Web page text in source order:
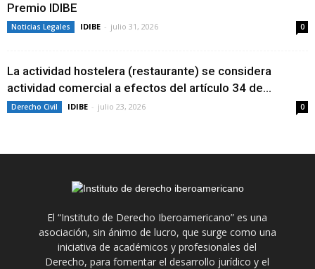
Premio IDIBE
Noticias Legales IDIBE - julio 31, 2026 0
La actividad hostelera (restaurante) se considera
actividad comercial a efectos del artículo 34 de...
Derecho Civil IDIBE - julio 23, 2026 0
El “Instituto de Derecho Iberoamericano” es una
asociación, sin ánimo de lucro, que surge como una
iniciativa de académicos y profesionales del
Derecho, para fomentar el desarrollo jurídico y el